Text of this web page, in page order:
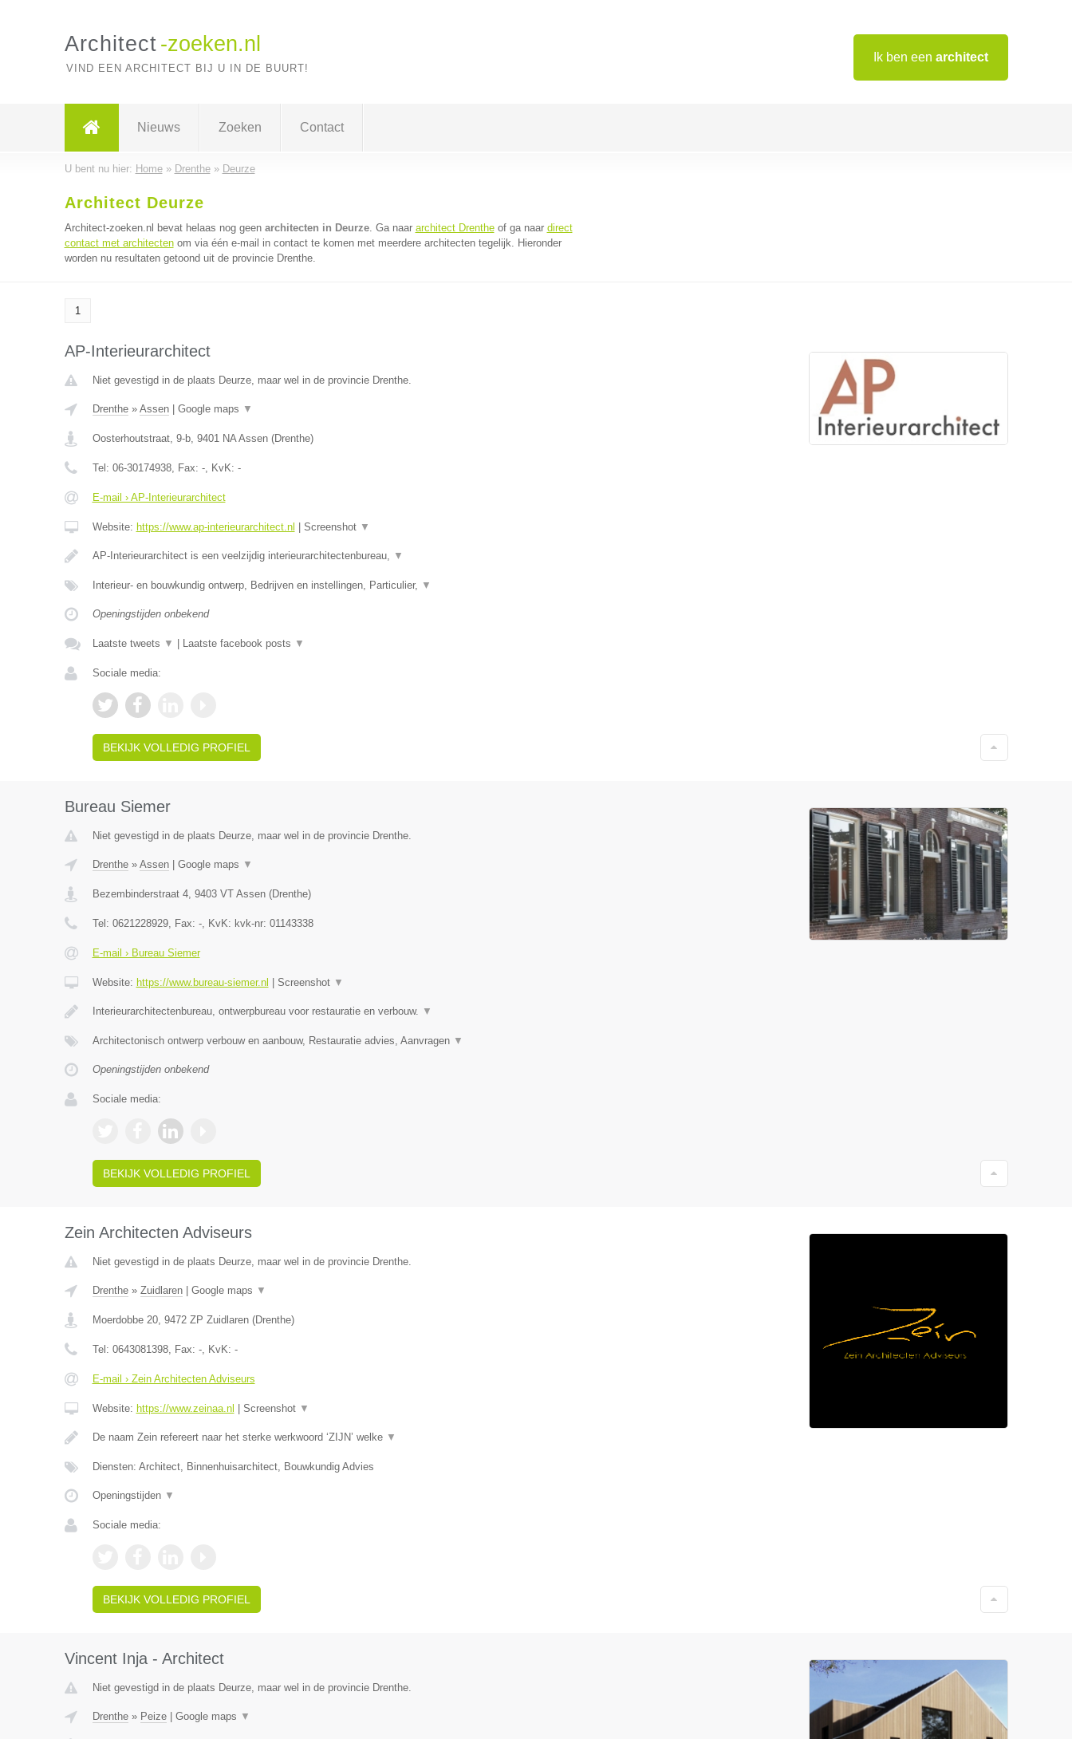
Ik ben een architect
Architect -zoeken.nl
VIND EEN ARCHITECT BIJ U IN DE BUURT!
Nieuws Zoeken Contact
U bent nu hier: Home» Drenthe» Deurze
Architect Deurze
Architect-zoeken.nl bevat helaas nog geen architecten in Deurze. Ga naar architect Drentheof ga naar direct
contact met architectenom via één e-mail in contact te komen met meerdere architecten tegelijk. Hieronder
worden nu resultaten getoond uit de provincie Drenthe.
1
AP-Interieurarchitect
Niet gevestigd in de plaats Deurze, maar wel in de provincie Drenthe.
Drenthe» Assen| Google maps ▼
Oosterhoutstraat, 9-b, 9401 NA Assen(Drenthe)
Tel: 06-30174938, Fax: -, KvK: -
E-mail › AP-Interieurarchitect
Website: https://www.ap-interieurarchitect.nl Screenshot ▼
AP-Interieurarchitect is een veelzijdig interieurarchitectenbureau, ▼
Interieur- en bouwkundig ontwerp, Bedrijven en instellingen, Particulier, ▼
Openingstijden onbekend
Laatste tweets ▼ Laatste facebook posts ▼
Sociale media:
BEKIJK VOLLEDIG PROFIEL
Bureau Siemer
Niet gevestigd in de plaats Deurze, maar wel in de provincie Drenthe.
Drenthe» Assen| Google maps ▼
Bezembinderstraat 4, 9403 VT Assen(Drenthe)
Tel: 0621228929, Fax: -, KvK: kvk-nr: 01143338
E-mail › Bureau Siemer
Website: https://www.bureau-siemer.nl Screenshot ▼
Interieurarchitectenbureau, ontwerpbureau voor restauratie en verbouw. ▼
Architectonisch ontwerp verbouw en aanbouw, Restauratie advies, Aanvragen ▼
Openingstijden onbekend
Sociale media:
BEKIJK VOLLEDIG PROFIEL
Zein Architecten Adviseurs
Niet gevestigd in de plaats Deurze, maar wel in de provincie Drenthe.
Drenthe» Zuidlaren| Google maps ▼
Moerdobbe 20, 9472 ZP Zuidlaren(Drenthe)
Tel: 0643081398, Fax: -, KvK: -
E-mail › Zein Architecten Adviseurs
Website: https://www.zeinaa.nl Screenshot ▼
De naam Zein refereert naar het sterke werkwoord ‘ZIJN’ welke ▼
Diensten: Architect, Binnenhuisarchitect, Bouwkundig Advies
Openingstijden ▼
Sociale media:
BEKIJK VOLLEDIG PROFIEL
Vincent Inja - Architect
Niet gevestigd in de plaats Deurze, maar wel in de provincie Drenthe.
Drenthe» Peize| Google maps ▼